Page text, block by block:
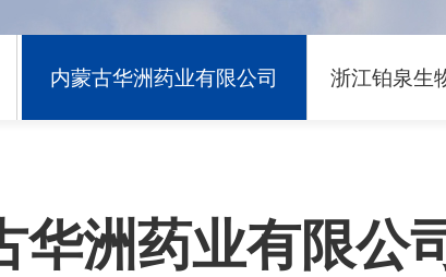
内蒙古华洲药业有限公司 浙江铂泉生
华洲药业有限公